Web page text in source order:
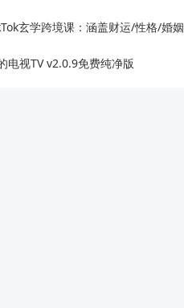
玄学跨境课：涵盖财运/性格/婚姻爱情/健康/事业等12个核心命理领域
电视TV v2.0.9免费纯净版